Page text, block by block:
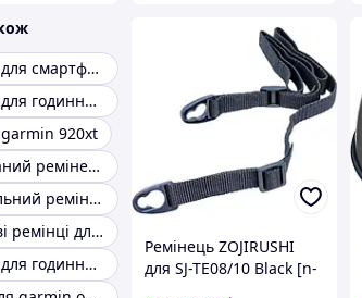
Ремінець для смартфона
Ремінець для годинника garmin
920xt
Регульований ремінець для телефона
Універсальний ремінець для телефона
Силіконові ремінці для garmin
Ремінець для годинника Garmin жовтий
Ремінець ZOJIRUSHI
для SJ-TE08/10 Black [n-